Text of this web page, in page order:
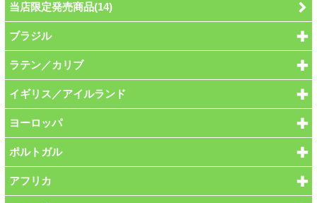
当店限定発売商品(14)
ブラジル
ラテン／カリブ
イギリス／アイルランド
ヨーロッパ
ポルトガル
アフリカ